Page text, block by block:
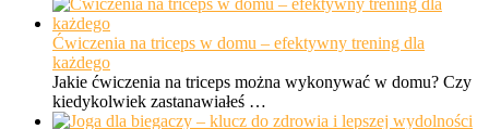
Ćwiczenia na triceps w domu – efektywny trening dla
każdego
Jakie ćwiczenia na triceps można wykonywać w domu? Czy
kiedykolwiek zastanawiałeś …